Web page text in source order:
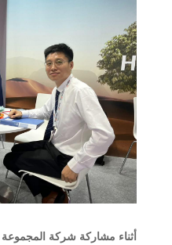
أثناء مشاركة شركة المجموعة